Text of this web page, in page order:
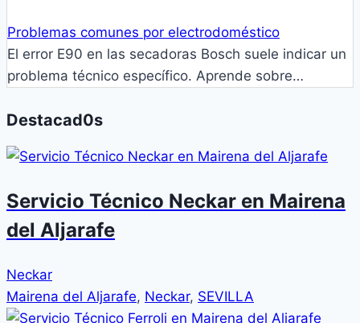
Problemas comunes por electrodoméstico
El error E90 en las secadoras Bosch suele indicar un
problema técnico específico. Aprende sobre…
Destacad0s
Servicio Técnico Neckar en Mairena
del Aljarafe
Neckar
Mairena del Aljarafe, Neckar, SEVILLA